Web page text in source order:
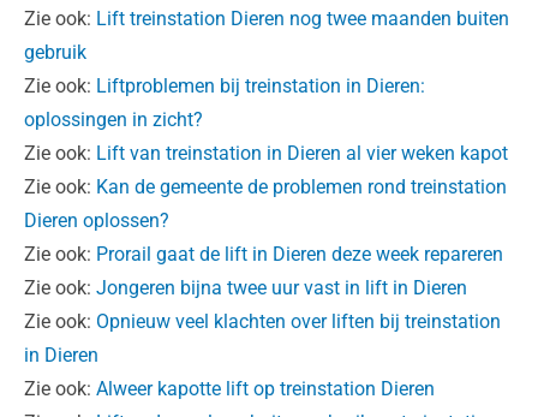
Zie ook: Lift treinstation Dieren nog twee maanden buiten
gebruik
Zie ook: Liftproblemen bij treinstation in Dieren:
oplossingen in zicht?
Zie ook: Lift van treinstation in Dieren al vier weken kapot
Zie ook: Kan de gemeente de problemen rond treinstation
Dieren oplossen?
Zie ook: Prorail gaat de lift in Dieren deze week repareren
Zie ook: Jongeren bijna twee uur vast in lift in Dieren
Zie ook: Opnieuw veel klachten over liften bij treinstation
in Dieren
Zie ook: Alweer kapotte lift op treinstation Dieren